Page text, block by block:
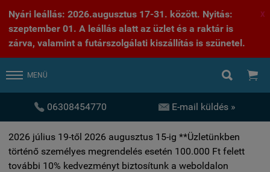
Nyári leállás: 2026.augusztus 17-31. között. Nyitás:
szeptember 01. A leállás alatt az üzlet és a raktár is
zárva, valamint a futárszolgálati kiszállítás is szünetel.
X
MENÜ  
 06308454770  E-mail küldés »
2026 július 19-től 2026 augusztus 15-ig **Üzletünkben
történő személyes megrendelés esetén 100.000 Ft felett
további 10% kedvezményt biztosítunk a weboldalon